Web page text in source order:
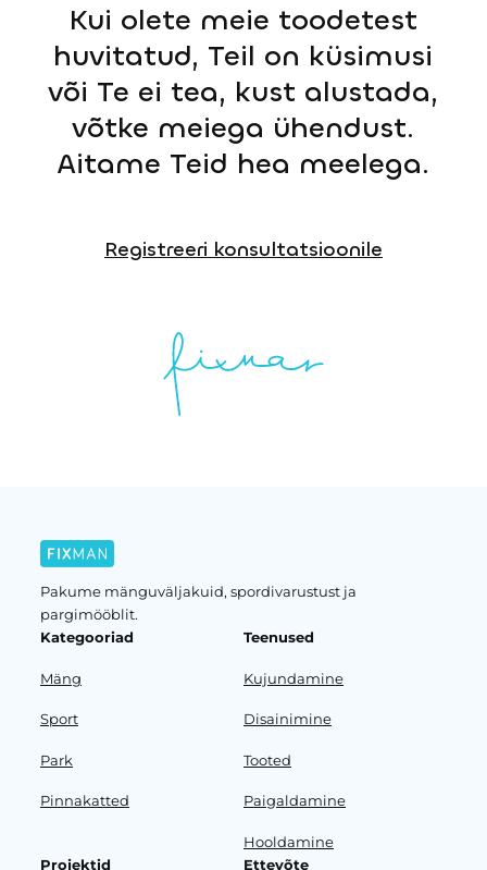
Kui olete meie toodetest
huvitatud, Teil on küsimusi
või Te ei tea, kust alustada,
võtke meiega ühendust.
Aitame Teid hea meelega.
Registreeri konsultatsioonile
Pakume mänguväljakuid, spordivarustust ja
pargimööblit.
Kategooriad
Mäng
Sport
Park
Pinnakatted
Teenused
Kujundamine
Disainimine
Tooted
Paigaldamine
Hooldamine
Projektid
Ettevõte